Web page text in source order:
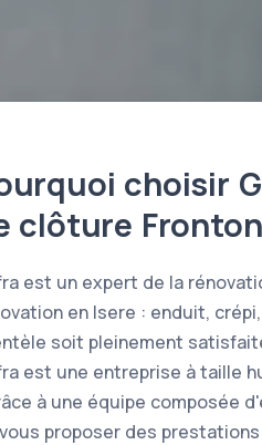
choisir
clôture
est un expert de la
en Isere : enduit,
soit pleinement
est une entreprise à taille
à une équipe composée
proposer des